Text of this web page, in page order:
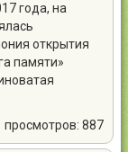
года, на
открытия
памяти»
просмотров: 887